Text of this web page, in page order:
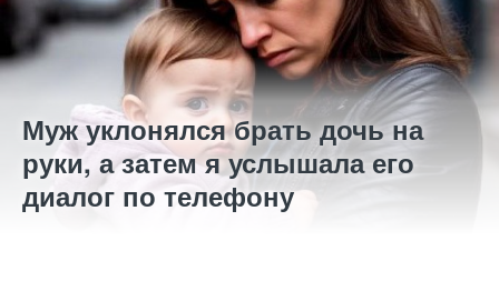
Муж уклонялся брать дочь на
руки, а затем я услышала его
диалог по телефону